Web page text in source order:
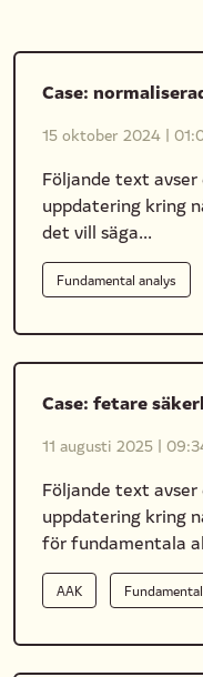
Case:
15 oktober 2024 |
Följande text
uppdatering kring
det vill säga...
Fundamental analys
Case: fetare
11 augusti 2025 |
Följande text
uppdatering kring
för fundamentala
AAK